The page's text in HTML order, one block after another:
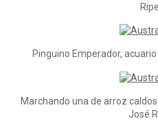
Pinguino Emperador,
Marchando una de arroz
José